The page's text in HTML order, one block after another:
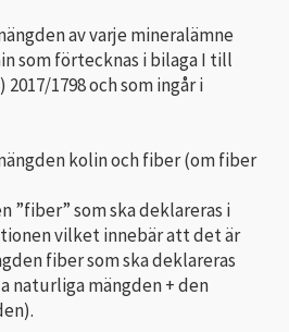
av varje mineralämne
som förtecknas i bilaga I till
1798 och som ingår i
kolin och fiber (om fiber
”fiber” som ska deklareras i
vilket innebär att det är
fiber som ska deklareras
naturliga mängden + den